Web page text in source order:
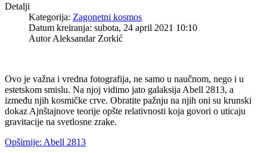
Detalji
Kategorija: Zagonetni kosmos
Datum kreiranja: subota, 24 april 2021 10:10
Autor Aleksandar Zorkić
Ovo je važna i vredna fotografija, ne samo u naučnom, nego i u
estetskom smislu. Na njoj vidimo jato galaksija Abell 2813, a
između njih kosmičke crve. Obratite pažnju na njih oni su krunski
dokaz Ajnštajnove teorije opšte relativnosti koja govori o uticaju
gravitacije na svetlosne zrake.
Opširnije: Abell 2813